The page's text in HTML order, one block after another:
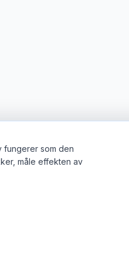
fungerer som den
måle effekten av